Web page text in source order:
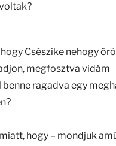
Csészike nehogy
megfosztva vidám
ragadva egy
hogy – mondjuk